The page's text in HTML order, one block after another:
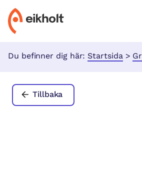
Du befinner dig här: Startsida >
Tillbaka